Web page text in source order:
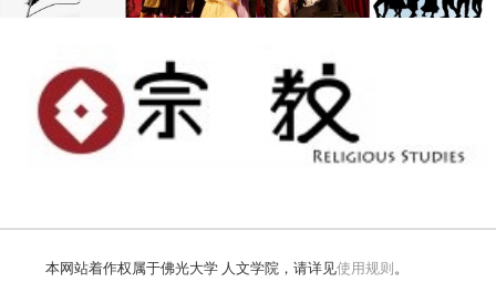
本网站着作权属于佛光大学 人文学院，请详见使用规则 。